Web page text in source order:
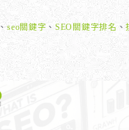
、seo關鍵字 、SEO關鍵字排名 、